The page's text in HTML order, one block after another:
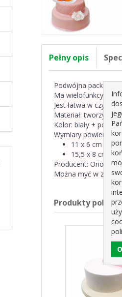
Pełny opis
Podwójna packa do
Ma wielofunkcyjne
Jest łatwa w
Materiał: tworzywo
Kolor: biały +
Wymiary
11 x 6 cm
15,5 x 8 cm
Producent: Orion
Można myć w
Produkty